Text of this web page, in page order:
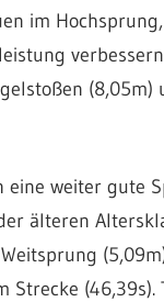
im
weiter gute
älteren
Strecke